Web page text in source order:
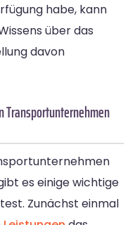
habe, kann
über das
davon
Transportunternehmen
es einige wichtige
Zunächst einmal